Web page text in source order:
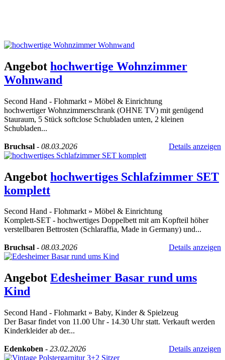
Angebot hochwertige Wohnzimmer
Wohnwand
Second Hand - Flohmarkt » Möbel & Einrichtung
hochwertiger Wohnzimmerschrank (OHNE TV) mit genügend
Stauraum, 5 Stück softclose Schubladen unten, 2 kleinen
Schubladen...
Bruchsal - 08.03.2026 Details anzeigen
Angebot hochwertiges Schlafzimmer SET
komplett
Second Hand - Flohmarkt » Möbel & Einrichtung
Komplett-SET - hochwertiges Doppelbett mit am Kopfteil höher
verstellbaren Bettrosten (Schlaraffia, Made in Germany) und...
Bruchsal - 08.03.2026 Details anzeigen
Angebot Edesheimer Basar rund ums
Kind
Second Hand - Flohmarkt » Baby, Kinder & Spielzeug
Der Basar findet von 11.00 Uhr - 14.30 Uhr statt. Verkauft werden
Kinderkleider ab der...
Edenkoben - 23.02.2026 Details anzeigen